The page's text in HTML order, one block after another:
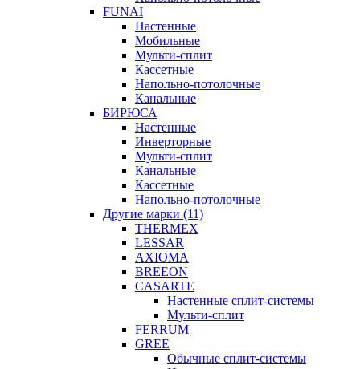
FUNAI
Настенные
Мобильные
Мульти-сплит
Кассетные
Напольно-потолочные
Канальные
БИРЮСА
Настенные
Инверторные
Мульти-сплит
Канальные
Кассетные
Напольно-потолочные
Другие марки (11)
THERMEX
LESSAR
AXIOMA
BREEON
CASARTE
Настенные сплит-системы
Мульти-сплит
FERRUM
GREE
Обычные сплит-системы